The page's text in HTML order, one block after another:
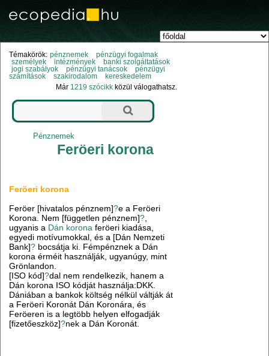
Témakörök: pénznemek
pénzügyi fogalmak
személyek
intézmények
banki szolgáltatások
jogi szabályok
pénzügyi tanácsok
pénzügyi
számítások
szakirodalom
kereskedelem
Már 1219 szócikk közül válogathatsz.
Pénznemek
Feröeri korona
Feröeri korona
Feröer [hivatalos pénznem]?e a Feröeri
Korona. Nem [független pénznem]?
ugyanis a Dán korona feröeri kiadása,
egyedi motívumokkal, és a [Dán Nemzeti
Bank]? bocsátja ki. Fémpénznek a Dán
korona érméit használják, ugyanúgy, mint
Grönlandon.
[ISO kód]?dal nem rendelkezik, hanem a
Dán korona ISO kódját használja:DKK.
Dániában a bankok költség nélkül váltják át
a Feröeri Koronát Dán Koronára, és
Feröeren is a legtöbb helyen elfogadják
[fizetőeszköz]?nek a Dán Koronát.